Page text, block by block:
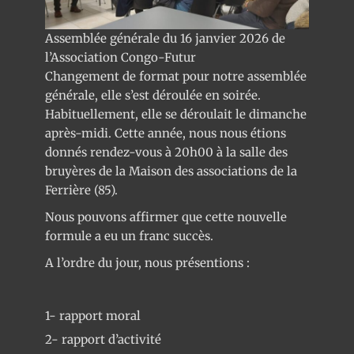
Assemblée générale du 16 janvier 2026 de
l’Association Congo-Futur
Changement de format pour notre assemblée
générale, elle s’est déroulée en soirée.
Habituellement, elle se déroulait le dimanche
après-midi. Cette année, nous nous étions
donnés rendez-vous à 20h00 à la salle des
bruyères de la Maison des associations de la
Ferrière (85).
Nous pouvons affirmer que cette nouvelle
formule a eu un franc succès.
A l’ordre du jour, nous présentions :
1- rapport moral
2- rapport d’activité